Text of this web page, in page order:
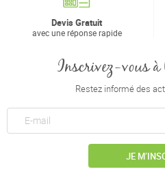
Devis Gratuit
avec une réponse rapide
Inscrivez-vous
Restez informé des
JE